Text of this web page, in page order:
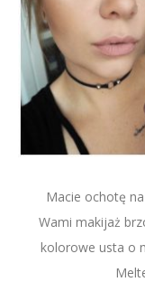
Macie ochotę
Wami makijaż
kolorowe usta o